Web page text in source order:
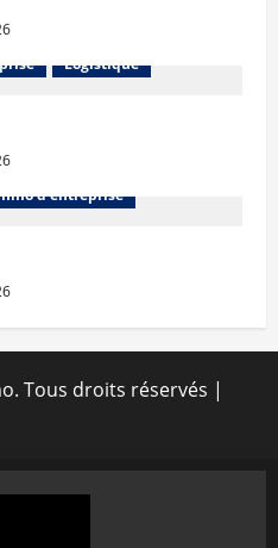
Logistique
d'entreprise
Tous droits réservés |